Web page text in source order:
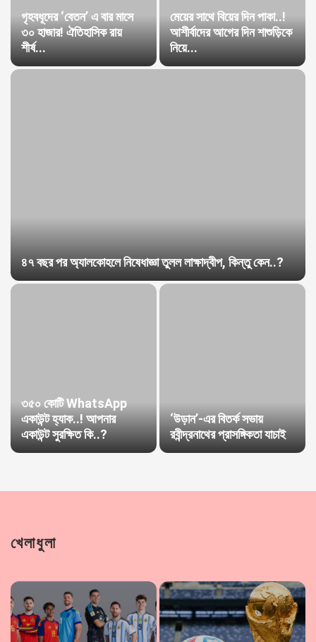
গৃহবধূদের ‘বেতন’ এ বার মাসে
৩০ হাজার! ঐতিহাসিক রায়
শীর্ষ...
মেয়ের সাথে বিয়ের দিন পাকা..!
আশীর্বাদের আগের দিন শাশুড়িকে
নিয়ে...
৪৭ বছর পর অ্যালকোহলে নিষেধাজ্ঞা তুলল লাক্ষাদ্বীপ, কিন্তু কেন..?
৩৫০ কোটি WhatsApp
একাউন্ট হ্যাক..! আপনার
একাউন্ট সুরক্ষিত কি..?
‘উড়ান’-এর বিতর্ক সভায়
রবীন্দ্রনাথের প্রাসঙ্গিকতা যাচাই
খেলাধুলা